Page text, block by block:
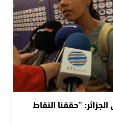
“حققنا النقاط